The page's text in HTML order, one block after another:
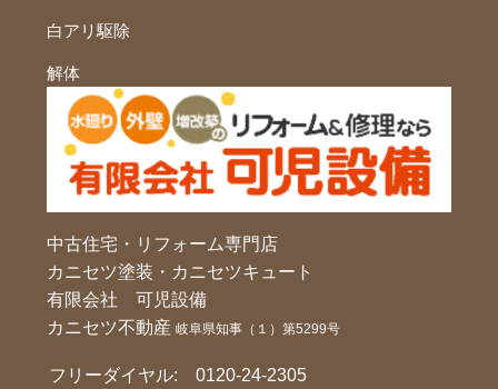
白アリ駆除
解体
中古住宅・リフォーム専門店
カニセツ塗装・カニセツキュート
有限会社 可児設備
カニセツ不動産岐阜県知事（１）第5299号
フリーダイヤル:0120-24-2305